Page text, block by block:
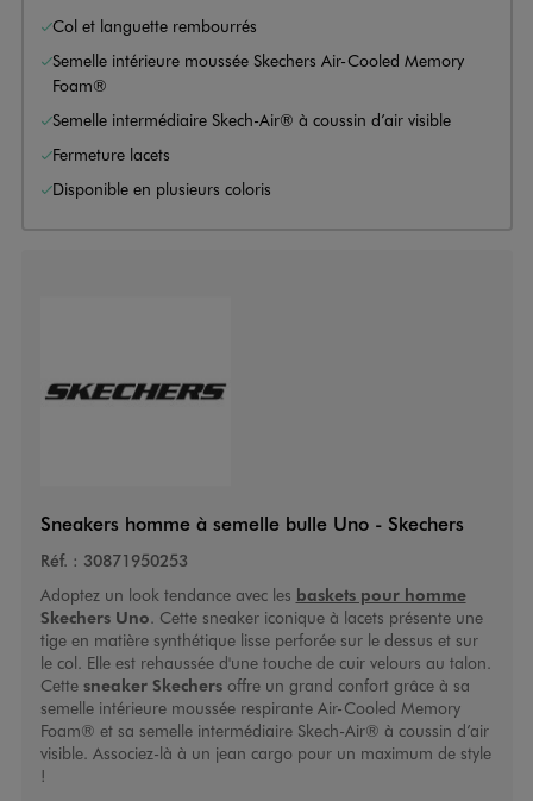
Col et languette rembourrés
Semelle intérieure moussée Skechers Air-Cooled Memory
Foam®
Semelle intermédiaire Skech-Air® à coussin d’air visible
Fermeture lacets
Disponible en plusieurs coloris
Sneakers homme à semelle bulle Uno - Skechers
Réf. : 30871950253
Adoptez un look tendance avec les baskets pour homme
Skechers Uno. Cette sneaker iconique à lacets présente une
tige en matière synthétique lisse perforée sur le dessus et sur
le col. Elle est rehaussée d'une touche de cuir velours au talon.
Cette sneaker Skechersoffre un grand confort grâce à sa
semelle intérieure moussée respirante Air-Cooled Memory
Foam® et sa semelle intermédiaire Skech-Air® à coussin d’air
visible. Associez-là à un jean cargo pour un maximum de style
!